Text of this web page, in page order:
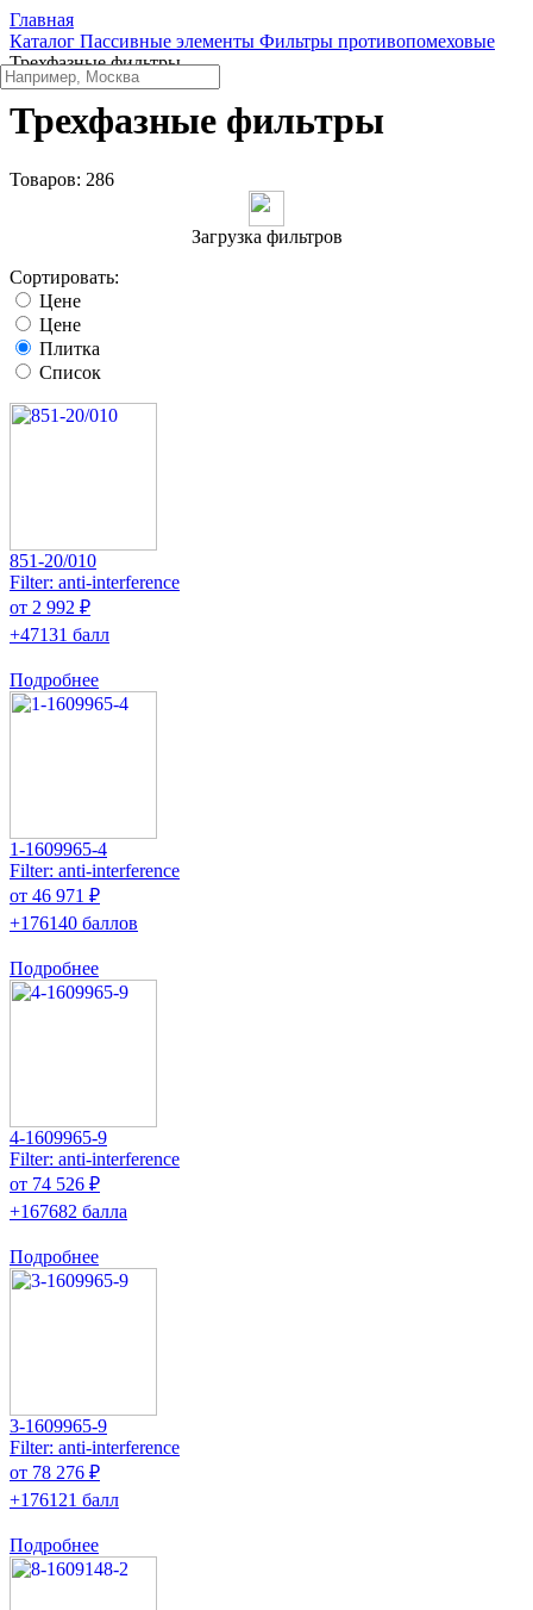
Главная
Каталог Пассивные элементы Фильтры противопомеховые
Трехфазные фильтры
Трехфазные фильтры
Товаров: 286
Загрузка фильтров
Сортировать:
Цене
Цене
Плитка
Список
851-20/010
Filter: anti-interference
от 2 992 ₽
+47131 балл
Подробнее
1-1609965-4
Filter: anti-interference
от 46 971 ₽
+176140 баллов
Подробнее
4-1609965-9
Filter: anti-interference
от 74 526 ₽
+167682 балла
Подробнее
3-1609965-9
Filter: anti-interference
от 78 276 ₽
+176121 балл
Подробнее